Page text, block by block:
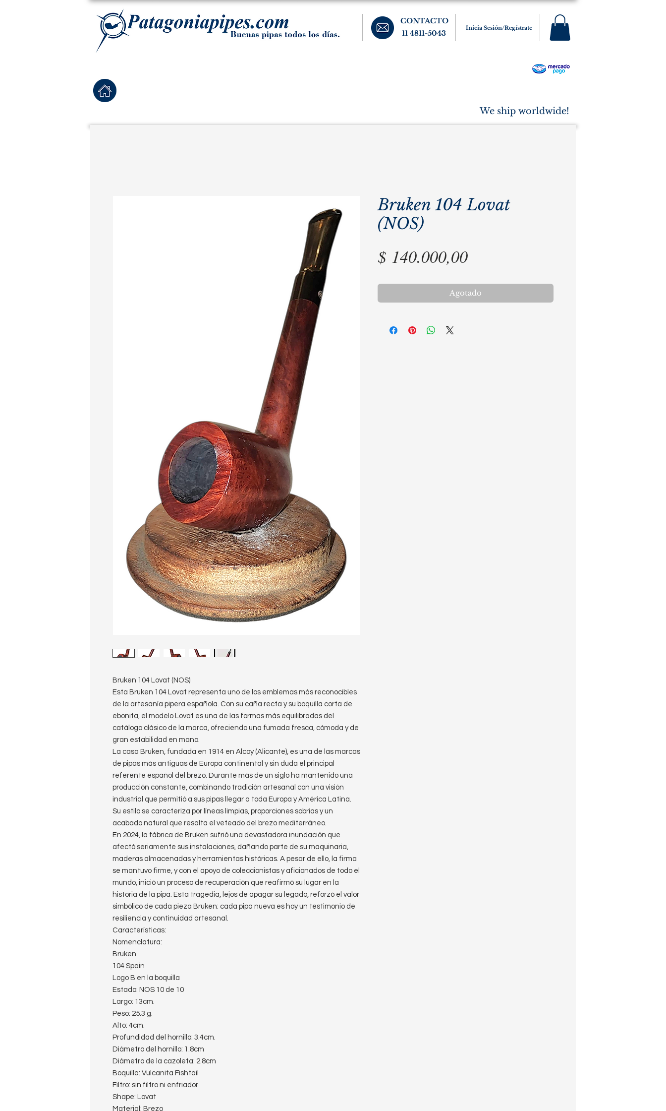
CONTACTO
11 4811-5043
Inicia Sesión/Regístrate
We ship worldwide!
Bruken 104 Lovat (NOS)
Esta Bruken 104 Lovat representa uno de los emblemas más reconocibles
de la artesanía pipera española. Con su caña recta y su boquilla corta de
ebonita, el modelo Lovat es una de las formas más equilibradas del
catálogo clásico de la marca, ofreciendo una fumada fresca, cómoda y de
gran estabilidad en mano.
La casa Bruken, fundada en 1914 en Alcoy (Alicante), es una de las marcas
de pipas más antiguas de Europa continental y sin duda el principal
referente español del brezo. Durante más de un siglo ha mantenido una
producción constante, combinando tradición artesanal con una visión
industrial que permitió a sus pipas llegar a toda Europa y América Latina.
Su estilo se caracteriza por líneas limpias, proporciones sobrias y un
acabado natural que resalta el veteado del brezo mediterráneo.
En 2024, la fábrica de Bruken sufrió una devastadora inundación que
afectó seriamente sus instalaciones, dañando parte de su maquinaria,
maderas almacenadas y herramientas históricas. A pesar de ello, la firma
se mantuvo firme, y con el apoyo de coleccionistas y aficionados de todo el
mundo, inició un proceso de recuperación que reafirmó su lugar en la
historia de la pipa. Esta tragedia, lejos de apagar su legado, reforzó el valor
simbólico de cada pieza Bruken: cada pipa nueva es hoy un testimonio de
resiliencia y continuidad artesanal.
Características:
Nomenclatura:
Bruken
104 Spain
Logo B en la boquilla
Estado: NOS 10 de 10
Largo: 13cm.
Peso: 25.3 g.
Alto: 4cm.
Profundidad del hornillo: 3.4cm.
Diámetro del hornillo: 1.8cm
Diámetro de la cazoleta: 2.8cm
Boquilla: Vulcanita Fishtail
Filtro: sin filtro ni enfriador
Shape: Lovat
Material: Brezo
Bruken 104 Lovat
(NOS)
$ 140.000,00Precio
Agotado